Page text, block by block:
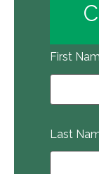
First
Last